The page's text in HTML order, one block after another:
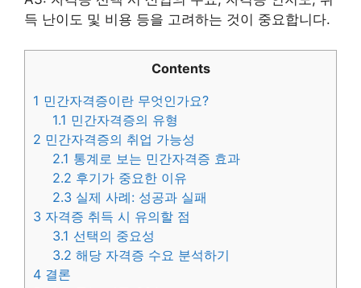
득 난이도 및 비용 등을 고려하는 것이 중요합니다.
Contents
1 민간자격증이란 무엇인가요?
1.1 민간자격증의 유형
2 민간자격증의 취업 가능성
2.1 통계로 보는 민간자격증 효과
2.2 후기가 중요한 이유
2.3 실제 사례: 성공과 실패
3 자격증 취득 시 유의할 점
3.1 선택의 중요성
3.2 해당 자격증 수요 분석하기
4 결론